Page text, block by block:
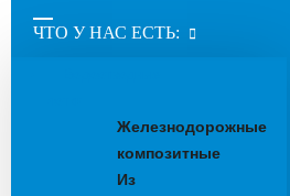
ЧТО У НАС ЕСТЬ:
Железнодорожные
композитные
Из